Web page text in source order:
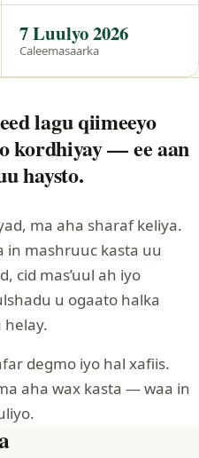
Caleemasaarka
7 Luulyo 2026
lagu qiimeeyo
kordhiyay — ee aan
haysto.
ma aha sharaf keliya.
in mashruuc kasta uu
cid mas’uul ah iyo
u ogaato halka
helay.
degmo iyo hal xafiis.
aha wax kasta — waa in